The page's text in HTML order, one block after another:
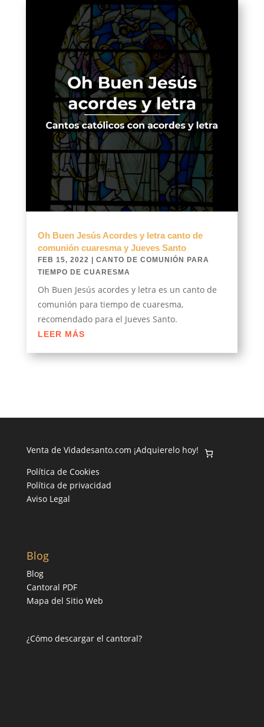
Oh Buen Jesús Acordes y letra canto de
comunión cuaresma y Jueves Santo
FEB 15, 2022
CANTO DE COMUNIÓN PARA
TIEMPO DE CUARESMA
Oh Buen Jesús acordes y letra es un canto de
comunión para tiempo de cuaresma,
recomendado para el Jueves Santo.
LEER MÁS
Venta de Vidadesanto.com ¡Adquierelo hoy!
Política de Cookies
Política de privacidad
Aviso Legal
Blog
Blog
Cantoral PDF
Mapa del Sitio Web
¿Cómo descargar el cantoral?